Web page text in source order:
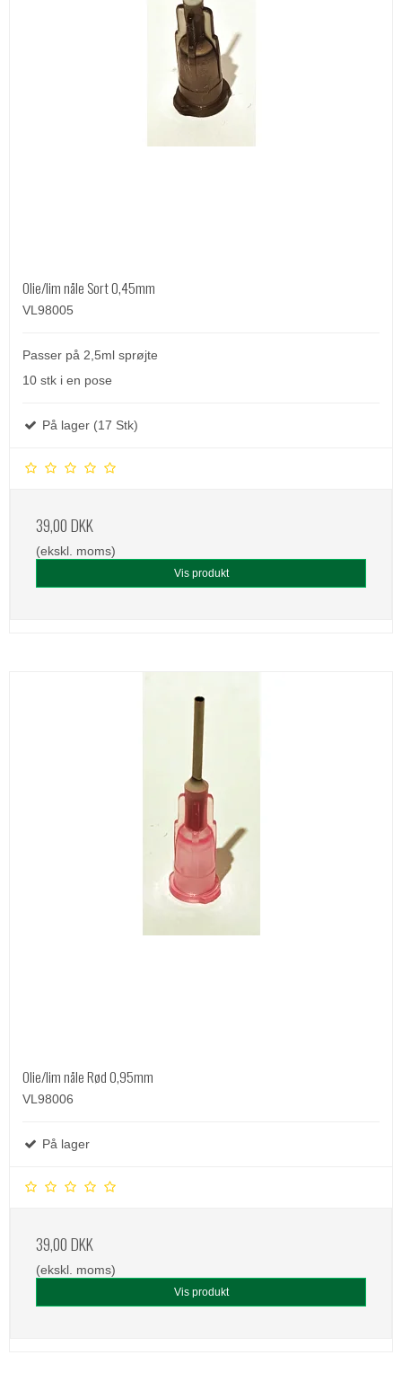
Olie/lim nåle Sort 0,45mm
VL98005
Passer på 2,5ml sprøjte
10 stk i en pose
På lager (17 Stk)
39,00 DKK
(ekskl. moms)
Vis produkt
Olie/lim nåle Rød 0,95mm
VL98006
På lager
39,00 DKK
(ekskl. moms)
Vis produkt